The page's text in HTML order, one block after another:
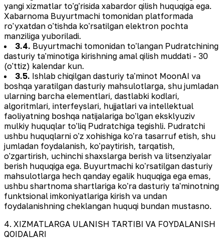
yangi xizmatlar to'g'risida xabardor qilish huquqiga ega.
Xabarnoma Buyurtmachi tomonidan platformada
ro'yxatdan o'tishda ko'rsatilgan elektron pochta
manziliga yuboriladi.
3.4. Buyurtmachi tomonidan to'langan Pudratchining
dasturiy ta'minotiga kirishning amal qilish muddati - 30
(o'ttiz) kalendar kun.
3.5. Ishlab chiqilgan dasturiy ta'minot MoonAI va
boshqa yaratilgan dasturiy mahsulotlarga, shu jumladan
ularning barcha elementlari, dastlabki kodlari,
algoritmlari, interfeyslari, hujjatlari va intellektual
faoliyatning boshqa natijalariga bo'lgan eksklyuziv
mulkiy huquqlar to'liq Pudratchiga tegishli. Pudratchi
ushbu huquqlarni o'z xohishiga ko'ra tasarruf etish, shu
jumladan foydalanish, ko'paytirish, tarqatish,
o'zgartirish, uchinchi shaxslarga berish va litsenziyalar
berish huquqiga ega. Buyurtmachi ko'rsatilgan dasturiy
mahsulotlarga hech qanday egalik huquqiga ega emas,
ushbu shartnoma shartlariga ko'ra dasturiy ta'minotning
funktsional imkoniyatlariga kirish va undan
foydalanishning cheklangan huquqi bundan mustasno.
4. XIZMATLARGA ULANISH TARTIBI VA FOYDALANISH
QOIDALARI